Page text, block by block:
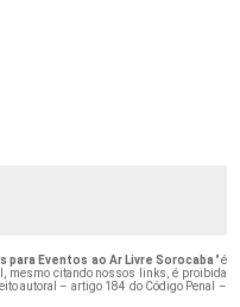
para Eventos ao Ar Livre Sorocaba " é
mesmo citando nossos links, é proibida
autoral – artigo 184 do Código Penal –